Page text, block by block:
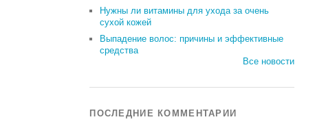
Нужны ли витамины для ухода за очень
сухой кожей
Выпадение волос: причины и эффективные
средства
Все новости
ПОСЛЕДНИЕ КОММЕНТАРИИ